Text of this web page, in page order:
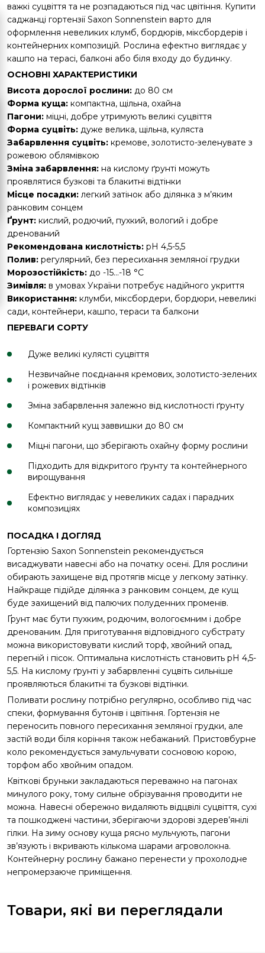
важкі суцвіття та не розпадаються під час цвітіння. Купити
саджанці гортензії Saxon Sonnenstein варто для
оформлення невеликих клумб, бордюрів, міксбордерів і
контейнерних композицій. Рослина ефектно виглядає у
кашпо на терасі, балконі або біля входу до будинку.
ОСНОВНІ ХАРАКТЕРИСТИКИ
Висота дорослої рослини: до 80 см
Форма куща: компактна, щільна, охайна
Пагони: міцні, добре утримують великі суцвіття
Форма суцвіть: дуже велика, щільна, куляста
Забарвлення суцвіть: кремове, золотисто-зеленувате з
рожевою облямівкою
Зміна забарвлення: на кислому ґрунті можуть
проявлятися бузкові та блакитні відтінки
Місце посадки: легкий затінок або ділянка з м’яким
ранковим сонцем
Ґрунт: кислий, родючий, пухкий, вологий і добре
дренований
Рекомендована кислотність: pH 4,5-5,5
Полив: регулярний, без пересихання земляної грудки
Морозостійкість: до -15...-18 °C
Зимівля: в умовах України потребує надійного укриття
Використання: клумби, міксбордери, бордюри, невеликі
сади, контейнери, кашпо, тераси та балкони
ПЕРЕВАГИ СОРТУ
Дуже великі кулясті суцвіття
Незвичайне поєднання кремових, золотисто-зелених
і рожевих відтінків
Зміна забарвлення залежно від кислотності ґрунту
Компактний кущ заввишки до 80 см
Міцні пагони, що зберігають охайну форму рослини
Підходить для відкритого ґрунту та контейнерного
вирощування
Ефектно виглядає у невеликих садах і парадних
композиціях
ПОСАДКА І ДОГЛЯД
Гортензію Saxon Sonnenstein рекомендується
висаджувати навесні або на початку осені. Для рослини
обирають захищене від протягів місце у легкому затінку.
Найкраще підійде ділянка з ранковим сонцем, де кущ
буде захищений від палючих полуденних променів.
Ґрунт має бути пухким, родючим, вологоємним і добре
дренованим. Для приготування відповідного субстрату
можна використовувати кислий торф, хвойний опад,
перегній і пісок. Оптимальна кислотність становить pH 4,5-
5,5. На кислому ґрунті у забарвленні суцвіть сильніше
проявляються блакитні та бузкові відтінки.
Поливати рослину потрібно регулярно, особливо під час
спеки, формування бутонів і цвітіння. Гортензія не
переносить повного пересихання земляної грудки, але
застій води біля коріння також небажаний. Пристовбурне
коло рекомендується замульчувати сосновою корою,
торфом або хвойним опадом.
Квіткові бруньки закладаються переважно на пагонах
минулого року, тому сильне обрізування проводити не
можна. Навесні обережно видаляють відцвілі суцвіття, сухі
та пошкоджені частини, зберігаючи здорові здерев’янілі
гілки. На зиму основу куща рясно мульчують, пагони
зв’язують і вкривають кількома шарами агроволокна.
Контейнерну рослину бажано перенести у прохолодне
непромерзаюче приміщення.
Товари, які ви переглядали